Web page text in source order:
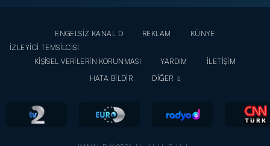
ENGELSİZ KANAL D REKLAM
KÜNYE
İZLEYİCİ TEMSİLCİSİ
KİŞİSEL VERİLERİN KORUNMASI
YARDIM
İLETİŞİM
HATA BİLDİR
DİĞER